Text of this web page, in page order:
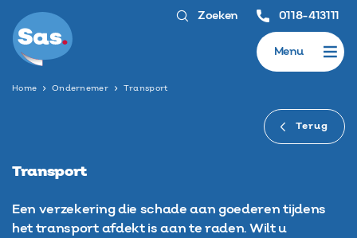
Zoeken 0118-413111
Menu
Home Ondernemer Transport
Terug
Transport
Een verzekering die schade aan goederen tijdens
het transport afdekt is aan te raden. Wilt u